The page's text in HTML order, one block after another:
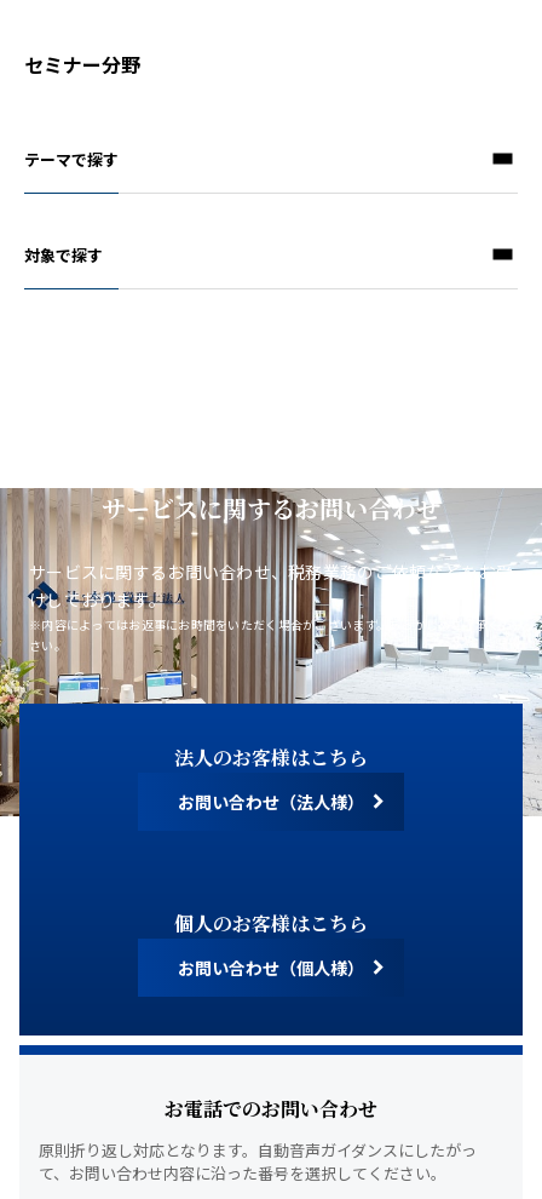
セミナー分野
テーマで探す
対象で探す
サービスに関するお問い合わせ
サービスに関するお問い合わせ、税務業務のご依頼などをお受
けしております。
※内容によってはお返事にお時間をいただく場合がございます。あらかじめご了承くだ
さい。
法人のお客様はこちら
お問い合わせ（法人様）
個人のお客様はこちら
お問い合わせ（個人様）
お電話でのお問い合わせ
原則折り返し対応となります。 自動音声ガイダンスにしたがっ
て、 お問い合わせ内容に沿った番号を選択してください。